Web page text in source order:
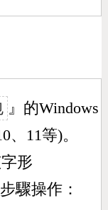
』的Windows
、11等)。
形
驟操作：